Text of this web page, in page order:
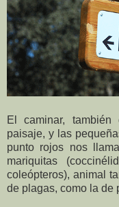
El caminar, también
paisaje, y las
punto rojos nos
mariquitas
coleópteros), animal
de plagas, como la de